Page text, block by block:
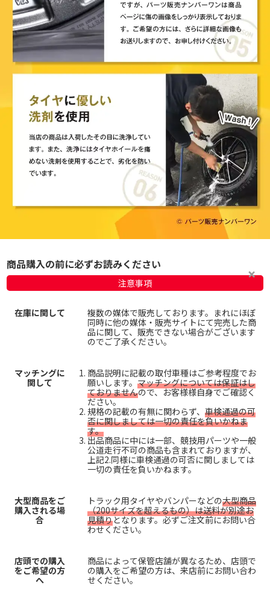
商品購入の前に必ずお読みください
注意事項
在庫に関して
複数の媒体で販売しております。まれにほぼ
同時に他の媒体・販売サイトにて完売した商
品に関して、販売できない場合がございます
のでご了承ください。
マッチングに
関して
商品説明に記載の取付車種はご参考程度でお
願いします。 マッチングについては保証はし
ておりませんので、お客様様自身でご確認く
ださい。
規格の記載の有無に関わらず、 車検通過の可
否に関しましては一切の責任を負いかねま
す。
出品商品に中には一部、競技用パーツや一般
公道走行不可の商品も含まれておりますが、
上記2.同様に車検通過の可否に関しましては
一切の責任を負いかねます。
大型商品をご
購入される場
合
トラック用タイヤやバンパーなどの大型商品
（200サイズを超えるもの）は送料が別途お
見積りとなります。必ずご注文前にお問い合
わせください。
店頭での購入
をご希望の方
へ
商品によって保管店舗が異なるため、店頭で
の購入をご希望の方は、来店前にお問い合わ
せください。